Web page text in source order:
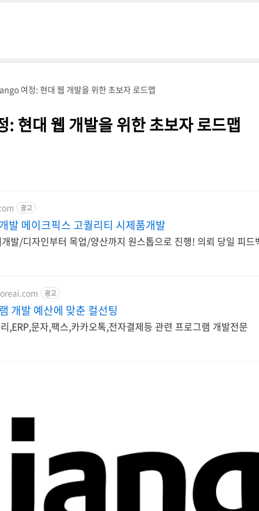
여정: 현대 웹 개발을 위한 초보자 로드맵
현대 웹 개발을 위한 초보자 로드맵
광고
발 메이크픽스 고퀄리티 시제품개발
발/디자인부터 목업/양산까지 원스톱으로 진행! 의뢰 당일 피드
광고
개발 예산에 맞춘 컬선팅
,ERP,문자,팩스,카카오톡,전자결제등 관련 프로그램 개발전문